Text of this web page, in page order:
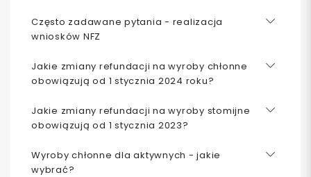
Często zadawane pytania - realizacja
wniosków NFZ
Jakie zmiany refundacji na wyroby chłonne
obowiązują od 1 stycznia 2024 roku?
Jakie zmiany refundacji na wyroby stomijne
obowiązują od 1 stycznia 2023?
Wyroby chłonne dla aktywnych - jakie
wybrać?